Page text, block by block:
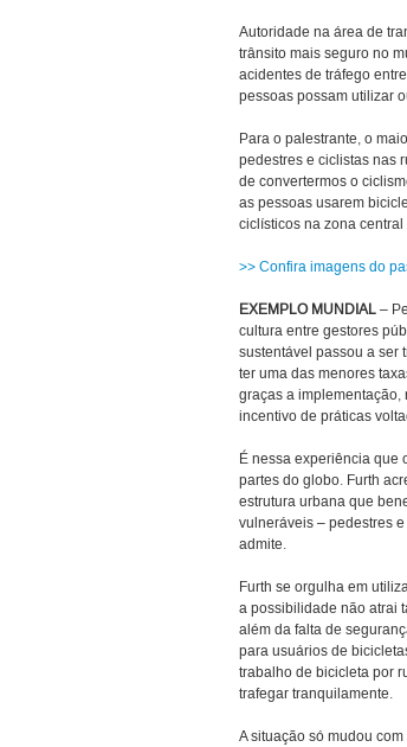
Autoridade na área de
trânsito mais seguro no
acidentes de tráfego
pessoas possam utilizar
Para o palestrante, o
pedestres e ciclistas nas
de convertermos o
as pessoas usarem
ciclísticos na zona
>> Confira imagens do
EXEMPLO MUNDIAL –
cultura entre gestores
sustentável passou a ser
ter uma das menores
graças a implementação,
incentivo de práticas
É nessa experiência que
partes do globo. Furth
estrutura urbana que
vulneráveis – pedestres
admite.
Furth se orgulha em
a possibilidade não atrai
além da falta de
para usuários de
trabalho de bicicleta por
trafegar tranquilamente.
A situação só mudou